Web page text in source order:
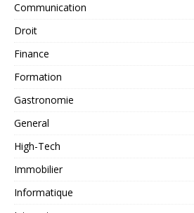
Communication
Droit
Finance
Formation
Gastronomie
General
High-Tech
Immobilier
Informatique